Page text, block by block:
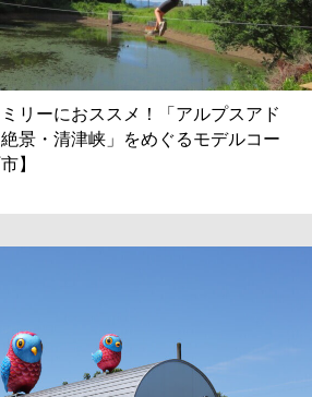
リーにおススメ！「アルプスアド
景・清津峡」をめぐるモデルコー
】